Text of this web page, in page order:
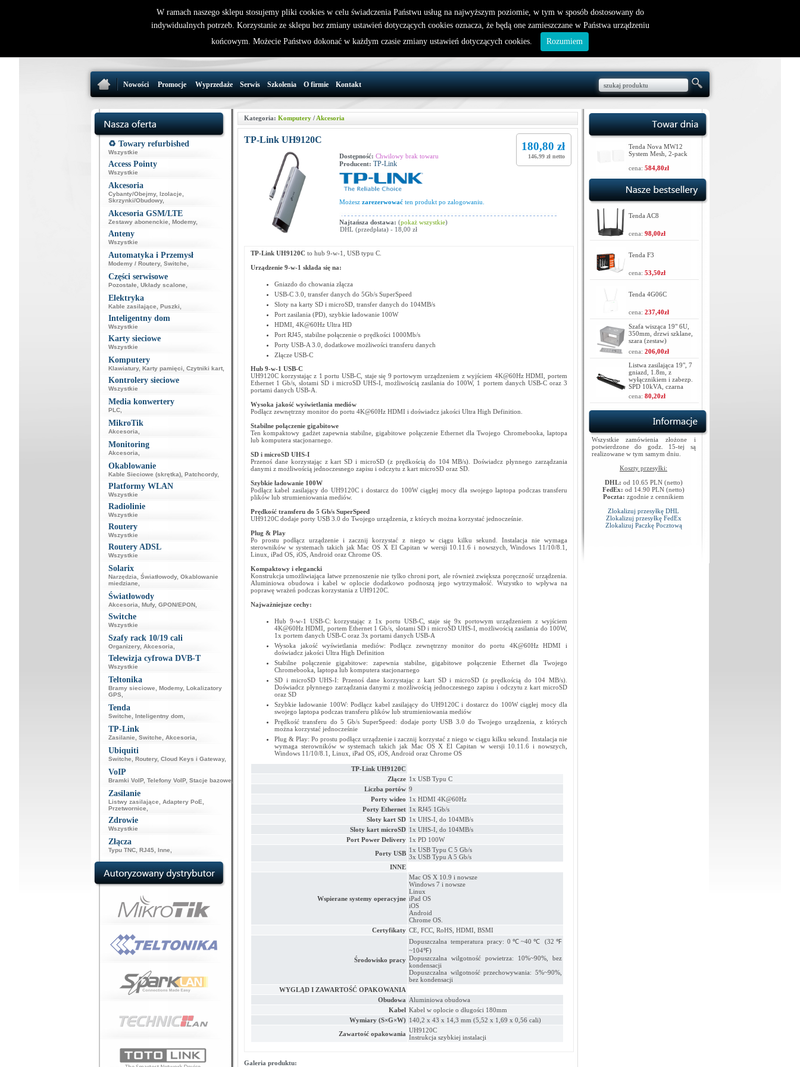
nowy klient
32 721 86 72
support@wirelesslan.com.pl
W koszyku jest 0 produktów(y)
Nowości Promocje Wyprzedaże Serwis Szkolenia O firmie Kontakt
♻️ Towary refurbished
Wszystkie
Access Pointy
Wszystkie
Akcesoria
Cybanty/Obejmy, Izolacje
Skrzynki/Obudowy,
Akcesoria GSM/LTE
Zestawy abonenckie Modemy,
Anteny
Wszystkie
Automatyka i Przemysł
Modemy / Routery, Switche
Części serwisowe
Pozostałe Układy scalone
Elektryka
Kable zasilające Puszki
Inteligentny dom
Wszystkie
Karty sieciowe
Wszystkie
Komputery
Klawiatury, Karty pamięci Czytniki kart,
Kontrolery sieciowe
Wszystkie
Media konwertery
PLC,
MikroTik
Akcesoria
Monitoring
Akcesoria
Okablowanie
Kable Sieciowe (skrętka), Patchcordy,
Platformy WLAN
Wszystkie
Radiolinie
Wszystkie
Routery
Wszystkie
Routery ADSL
Wszystkie
Solarix
Narzędzia Światłowody, Okablowanie
miedziane
Światłowody
Akcesoria Mufy, GPON/EPON,
Switche
Wszystkie
Szafy rack 10/19 cali
Organizery, Akcesoria
Telewizja cyfrowa DVB-T
Wszystkie
Teltonika
Bramy sieciowe Modemy, Lokalizatory
GPS,
Tenda
Switche Inteligentny dom,
TP-Link
Zasilanie Switche Akcesoria
Ubiquiti
Switche Routery, Cloud Keys i Gateway,
VoIP
Bramki VoIP, Telefony VoIP, Stacje bazowe
Zasilanie
Listwy zasilające Adaptery PoE
Przetwornice
Zdrowie
Wszystkie
Złącza
Typu TNC, RJ45, Inne
Kategoria: Komputery / Akcesoria
TP-Link UH9120C
180,80 zł
146,99 zł netto
Dostępność: Chwilowy brak towaru
Producent: TP-Link
Możesz zarezerwować ten produkt po zalogowaniu.
Najtańsza dostawa: (pokaż wszystkie)
DHL (przedpłata) - 18,00 zł
TP-Link UH9120C to hub 9-w-1, USB typu C.
Urządzenie 9-w-1 składa się na:
Gniazdo do chowania złącza
USB-C 3.0, transfer danych do 5Gb/s SuperSpeed
Sloty na karty SD i microSD, transfer danych do 104MB/s
Port zasilania (PD), szybkie ładowanie 100W
HDMI, 4K@60Hz Ultra HD
Port RJ45, stabilne połączenie o prędkości 1000Mb/s
Porty USB-A 3.0, dodatkowe możliwości transferu danych
Złącze USB-C
Hub 9-w-1 USB-C
UH9120C korzystając z 1 portu USB-C, staje się 9 portowym urządzeniem z wyjściem 4K@60Hz HDMI, portem
Ethernet 1 Gb/s, slotami SD i microSD UHS-I, możliwością zasilania do 100W, 1 portem danych USB-C oraz 3
portami danych USB-A.
Wysoka jakość wyświetlania mediów
Podłącz zewnętrzny monitor do portu 4K@60Hz HDMI i doświadcz jakości Ultra High Definition.
Stabilne połączenie gigabitowe
Ten kompaktowy gadżet zapewnia stabilne, gigabitowe połączenie Ethernet dla Twojego Chromebooka, laptopa
lub komputera stacjonarnego.
SD i microSD UHS-I
Przenoś dane korzystając z kart SD i microSD (z prędkością do 104 MB/s). Doświadcz płynnego zarządzania
danymi z możliwością jednoczesnego zapisu i odczytu z kart microSD oraz SD.
Szybkie ładowanie 100W
Podłącz kabel zasilający do UH9120C i dostarcz do 100W ciągłej mocy dla swojego laptopa podczas transferu
plików lub strumieniowania mediów.
Prędkość transferu do 5 Gb/s SuperSpeed
UH9120C dodaje porty USB 3.0 do Twojego urządzenia, z których można korzystać jednocześnie.
Plug & Play
Po prostu podłącz urządzenie i zacznij korzystać z niego w ciągu kilku sekund. Instalacja nie wymaga
sterowników w systemach takich jak Mac OS X El Capitan w wersji 10.11.6 i nowszych, Windows 11/10/8.1,
Linux, iPad OS, iOS, Android oraz Chrome OS.
Kompaktowy i elegancki
Konstrukcja umożliwiająca łatwe przenoszenie nie tylko chroni port, ale również zwiększa poręczność urządzenia.
Aluminiowa obudowa i kabel w oplocie dodatkowo podnoszą jego wytrzymałość. Wszystko to wpływa na
poprawę wrażeń podczas korzystania z UH9120C.
Najważniejsze cechy:
Hub 9-w-1 USB-C: korzystając z 1x portu USB-C, staje się 9x portowym urządzeniem z wyjściem
4K@60Hz HDMI, portem Ethernet 1 Gb/s, slotami SD i microSD UHS-I, możliwością zasilania do 100W,
1x portem danych USB-C oraz 3x portami danych USB-A
Wysoka jakość wyświetlania mediów: Podłącz zewnętrzny monitor do portu 4K@60Hz HDMI i
doświadcz jakości Ultra High Definition
Stabilne połączenie gigabitowe: zapewnia stabilne, gigabitowe połączenie Ethernet dla Twojego
Chromebooka, laptopa lub komputera stacjonarnego
SD i microSD UHS-I: Przenoś dane korzystając z kart SD i microSD (z prędkością do 104 MB/s).
Doświadcz płynnego zarządzania danymi z możliwością jednoczesnego zapisu i odczytu z kart microSD
oraz SD
Szybkie ładowanie 100W: Podłącz kabel zasilający do UH9120C i dostarcz do 100W ciągłej mocy dla
swojego laptopa podczas transferu plików lub strumieniowania mediów
Prędkość transferu do 5 Gb/s SuperSpeed: dodaje porty USB 3.0 do Twojego urządzenia, z których
można korzystać jednocześnie
Plug & Play: Po prostu podłącz urządzenie i zacznij korzystać z niego w ciągu kilku sekund. Instalacja nie
wymaga sterowników w systemach takich jak Mac OS X El Capitan w wersji 10.11.6 i nowszych,
Windows 11/10/8.1, Linux, iPad OS, iOS, Android oraz Chrome OS
TP-Link UH9120C
Złącze 1x USB Typu C
Liczba portów 9
Porty wideo 1x HDMI 4K@60Hz
Porty Ethernet 1x RJ45 1Gb/s
Sloty kart SD 1x UHS-I, do 104MB/s
Sloty kart microSD 1x UHS-I, do 104MB/s
Port Power Delivery 1x PD 100W
Porty USB 1x USB Typu C 5 Gb/s
3x USB Typu A 5 Gb/s
INNE
Wspierane systemy operacyjne
Mac OS X 10.9 i nowsze
Windows 7 i nowsze
Linux
iPad OS
iOS
Android
Chrome OS.
Certyfikaty CE, FCC, RoHS, HDMI, BSMI
Środowisko pracy
Dopuszczalna temperatura pracy: 0℃~40℃ (32℉
~104℉)
Dopuszczalna wilgotność powietrza: 10%~90%, bez
kondensacji
Dopuszczalna wilgotność przechowywania: 5%~90%,
bez kondensacji
WYGLĄD I ZAWARTOŚĆ OPAKOWANIA
Obudowa Aluminiowa obudowa
Kabel Kabel w oplocie o długości 180mm
Wymiary (S×G×W) 140,2 x 43 x 14,3 mm (5,52 x 1,69 x 0,56 cali)
Zawartość opakowania UH9120C
Instrukcja szybkiej instalacji
Galeria produktu:
Tenda Nova MW12
System Mesh, 2-pack
cena: 584,80zł
Tenda AC8
cena: 98,00zł
Tenda F3
cena: 53,50zł
Tenda 4G06C
cena: 237,40zł
Szafa wisząca 19" 6U,
350mm, drzwi szklane,
szara (zestaw)
cena: 206,00zł
Listwa zasilająca 19", 7
gniazd, 1.8m, z
wyłącznikiem i zabezp.
SPD 10kVA, czarna
cena: 80,20zł
Wszystkie zamówienia złożone i
potwierdzone do godz. 15-tej są
realizowane w tym samym dniu.
Koszty przesyłki:
DHL: od 10.65 PLN (netto)
FedEx: od 14.90 PLN (netto)
Poczta: zgodnie z cennikiem
Zlokalizuj przesyłkę DHL
Zlokalizuj przesyłkę FedEx
Zlokalizuj Paczkę Pocztową
W ramach naszego sklepu stosujemy pliki cookies w celu świadczenia Państwu usług na najwyższym poziomie, w tym w sposób dostosowany do
indywidualnych potrzeb. Korzystanie ze sklepu bez zmiany ustawień dotyczących cookies oznacza, że będą one zamieszczane w Państwa urządzeniu
końcowym. Możecie Państwo dokonać w każdym czasie zmiany ustawień dotyczących cookies.
Rozumiem